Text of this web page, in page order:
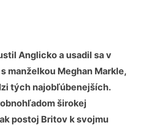
Anglicko a usadil sa v
manželkou Meghan Markle,
tých najobľúbenejších.
širokej
postoj Britov k svojmu